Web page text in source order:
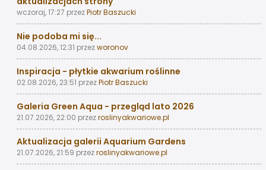
wczoraj, 17:27 przezPiotr Baszucki
Nie podoba mi się...
04.08.2026, 12:31 przezworonov
Inspiracja - płytkie akwarium roślinne
02.08.2026, 23:51 przezPiotr Baszucki
Galeria Green Aqua - przegląd lato 2026
21.07.2026, 22:00 przezroslinyakwariowe.pl
Aktualizacja galerii Aquarium Gardens
21.07.2026, 21:59 przezroslinyakwariowe.pl